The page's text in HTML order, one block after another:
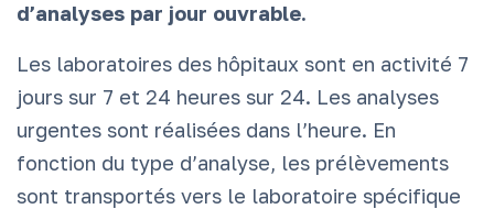
d’analyses par jour ouvrable.
Les laboratoires des hôpitaux sont en activité 7
jours sur 7 et 24 heures sur 24. Les analyses
urgentes sont réalisées dans l’heure. En
fonction du type d’analyse, les prélèvements
sont transportés vers le laboratoire spécifique